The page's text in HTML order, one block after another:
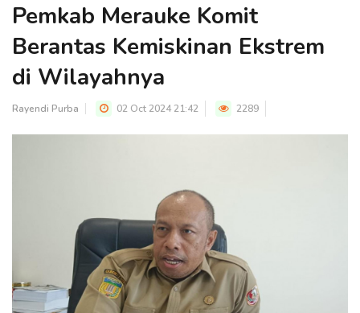
Pemkab Merauke Komit
Berantas Kemiskinan Ekstrem
di Wilayahnya
Rayendi Purba 02 Oct 2024 21:42 2289